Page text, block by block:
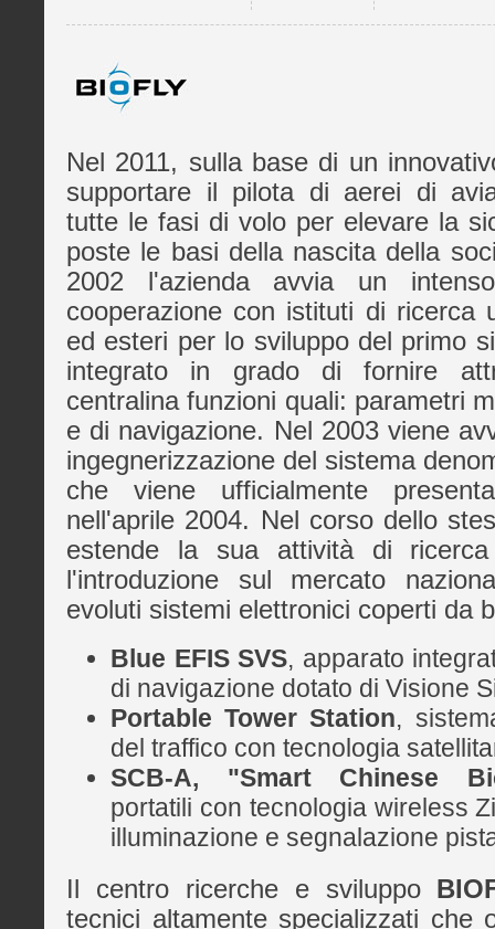
Nel 2011, sulla base di un
supportare il pilota di aerei di
tutte le fasi di volo per elevare la
poste le basi della nascita della
2002 l'azienda avvia un
cooperazione con istituti di ricerca
ed esteri per lo sviluppo del primo
integrato in grado di fornire
centralina funzioni quali: parametri
e di navigazione. Nel 2003 viene
ingegnerizzazione del sistema
che viene ufficialmente
nell'aprile 2004. Nel corso dello
estende la sua attività di
l'introduzione sul mercato
evoluti sistemi elettronici coperti da
Blue EFIS SVS, apparato
di navigazione dotato di Visione
Portable Tower Station,
del traffico con tecnologia
SCB-A, "Smart Chinese
portatili con tecnologia wireless
illuminazione e segnalazione
Il centro ricerche e sviluppo
tecnici altamente specializzati che